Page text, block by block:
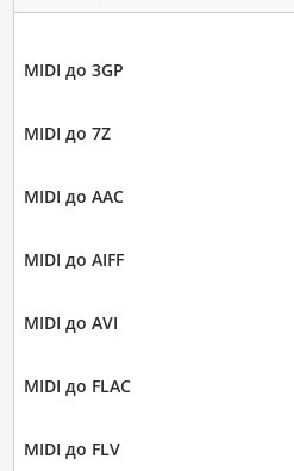
MIDI до 3GP
MIDI до 7Z
MIDI до AAC
MIDI до AIFF
MIDI до AVI
MIDI до FLAC
MIDI до FLV